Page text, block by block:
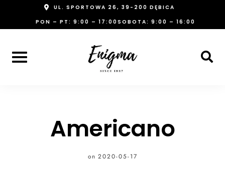
UL. SPORTOWA 26, 39-200 DĘBICA
PON – PT: 9:00 – 17:00 SOBOTA: 9:00 – 16:00
Americano
on 2020-05-17